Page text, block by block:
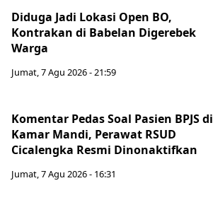
Diduga Jadi Lokasi Open BO,
Kontrakan di Babelan Digerebek
Warga
Jumat, 7 Agu 2026 - 21:59
Komentar Pedas Soal Pasien BPJS di
Kamar Mandi, Perawat RSUD
Cicalengka Resmi Dinonaktifkan
Jumat, 7 Agu 2026 - 16:31